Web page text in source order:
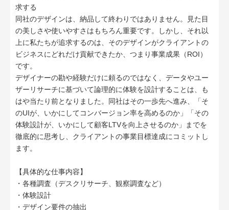
求する
同社のデザインは、納品して終わりではありません。見た目
の美しさや使いやすさはもちろん重要です。しかし、それ以
上に私たちが追求するのは、そのデザインがクライアントの
ビジネスにどれだけ貢献できたか、つまり事業成果（ROI）
です。
デザイナーの勘や経験だけに頼るのではなく、データやユー
ザーリサーチに基づいて論理的に体験を設計することは、も
はや当たり前となりました。同社はその一歩先へ進み、「そ
のUIが、いかにしてコンバージョン率を高めるのか」「その
体験設計が、いかにして顧客LTVを向上させるのか」までを
徹底的に思考し、クライアントの事業目標達成にコミットし
ます。
【具体的な仕事内容】
・各種調査（デスクリサーチ、観察調査など）
・体験設計
・デザイン要件の抽出